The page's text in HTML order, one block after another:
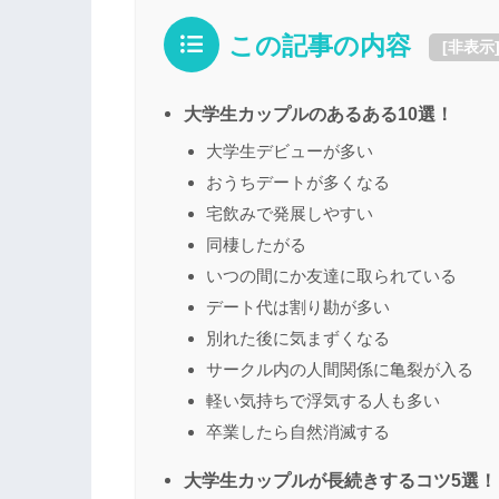
この記事の内容 [非表示]
大学生カップルのあるある10選！
大学生デビューが多い
おうちデートが多くなる
宅飲みで発展しやすい
同棲したがる
いつの間にか友達に取られている
デート代は割り勘が多い
別れた後に気まずくなる
サークル内の人間関係に亀裂が入る
軽い気持ちで浮気する人も多い
卒業したら自然消滅する
大学生カップルが長続きするコツ5選！